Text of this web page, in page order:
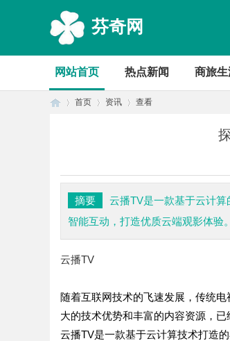
芬奇网
网站首页 热点新闻 商旅生
首页 资讯 查看
摘要
云播TV是一款基于云计
智能互动，打造优质云端观影体验。
云播TV
随着互联网技术的飞速发展，传统
大的技术优势和丰富的内容资源，已
云播TV是一款基于云计算技术打造